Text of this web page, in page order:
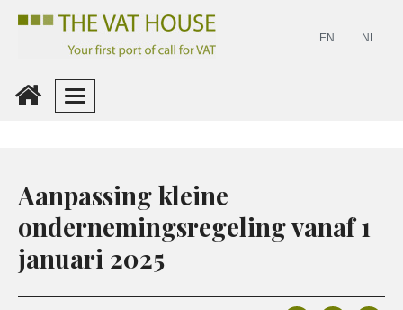
EN NL
Maak
Een
Account
Aanpassing kleine
ondernemingsregeling vanaf 1
januari 2025